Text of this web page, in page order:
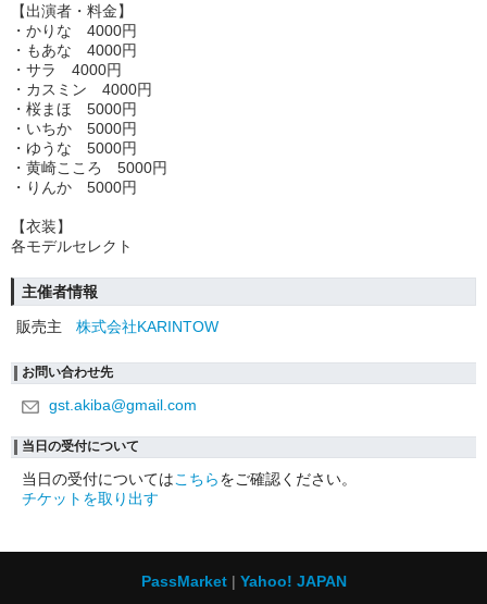
【出演者・料金】
・かりな 4000円
・もあな 4000円
・サラ 4000円
・カスミン 4000円
・桜まほ 5000円
・いちか 5000円
・ゆうな 5000円
・黄崎こころ 5000円
・りんか 5000円
【衣装】
各モデルセレクト
主催者情報
販売主
株式会社KARINTOW
お問い合わせ先
gst.akiba@gmail.com
当日の受付について
当日の受付についてはこちらをご確認ください。
チケットを取り出す
PassMarket
Yahoo! JAPAN